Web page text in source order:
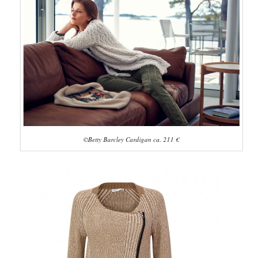
©Betty Barcley Cardigan ca. 211 €